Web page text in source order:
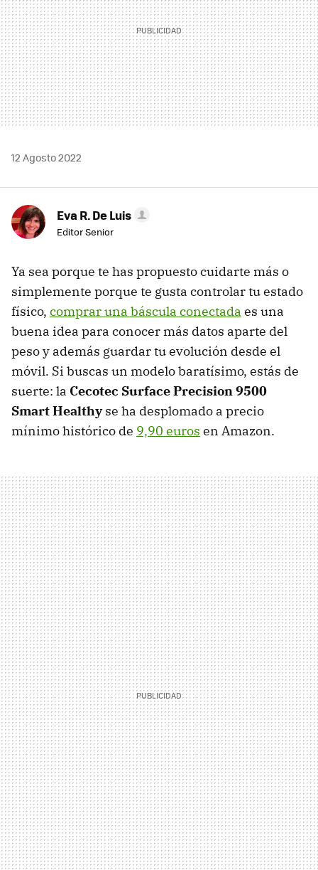
12 Agosto 2022
Eva R. De Luis
Editor Senior
Ya sea porque te has propuesto cuidarte más o
simplemente porque te gusta controlar tu estado
físico, comprar una báscula conectada es una
buena idea para conocer más datos aparte del
peso y además guardar tu evolución desde el
móvil. Si buscas un modelo baratísimo, estás de
suerte: la Cecotec Surface Precision 9500
Smart Healthyse ha desplomado a precio
mínimo histórico de 9,90 euros en Amazon.